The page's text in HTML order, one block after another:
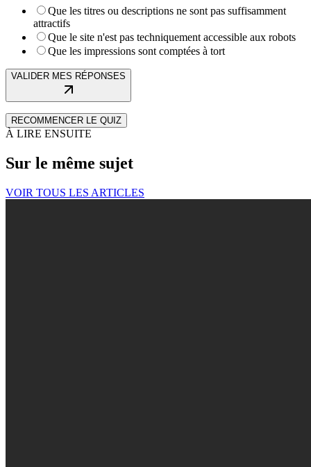
Que les titres ou descriptions ne sont pas suffisamment
attractifs
Que le site n'est pas techniquement accessible aux robots
Que les impressions sont comptées à tort
VALIDER MES RÉPONSES
RECOMMENCER LE QUIZ
À LIRE ENSUITE
Sur le même sujet
VOIR TOUS LES ARTICLES